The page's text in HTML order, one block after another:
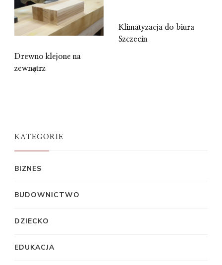
Drewno klejone na
zewnątrz
Klimatyzacja do biura
Szczecin
KATEGORIE
BIZNES
BUDOWNICTWO
DZIECKO
EDUKACJA